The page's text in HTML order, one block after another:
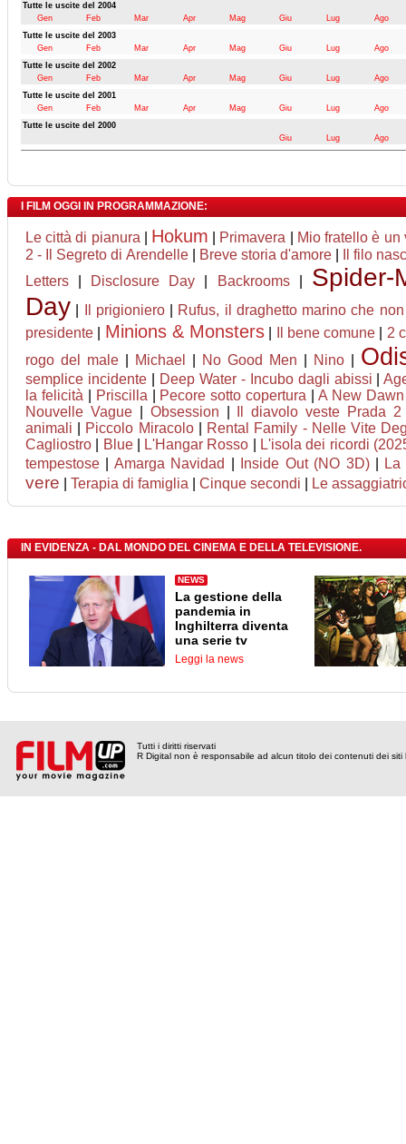
Tutte le uscite del 2004
Gen
Feb Mar Apr Mag Giu Lug
Ago
Tutte le uscite del 2003
Gen
Feb Mar Apr Mag Giu Lug
Ago
Tutte le uscite del 2002
Gen
Feb Mar Apr Mag Giu Lug
Ago
Tutte le uscite del 2001
Gen
Feb Mar Apr Mag Giu Lug
Ago
Tutte le uscite del 2000
Giu
Lug Ago
I FILM OGGI IN PROGRAMMAZIONE:
Le città di pianura Hokum Primavera
Mio fratello è un
2 - Il Segreto di Arendelle| Breve storia d'amore
Il filo
Letters
Disclosure Day Backrooms| Spider-
Day
Il prigioniero|
Rufus, il draghetto marino che
presidente
Minions & Monsters Il bene comune
2
rogo del male
Michael No Good Men Nino
semplice incidente| Deep Water - Incubo dagli abissi |
la felicità
Priscilla Pecore sotto copertura |A New Dawn
Nouvelle Vague| Obsession Il diavolo veste Prada 2
animali
Piccolo Miracolo|
Rental Family - Nelle Vite
Cagliostro
Blue| L'Hangar Rosso
L'isola dei ricordi
tempestose
Amarga Navidad Inside Out (NO 3D)| La
vere Terapia di famiglia Cinque secondi Le
IN EVIDENZA - DAL MONDO DEL CINEMA E DELLA TELEVISIONE.
NEWS
La gestione della
pandemia in
Inghilterra diventa
una serie tv
Leggi la news
Tutti i diritti riservati
R Digital non è responsabile ad alcun titolo dei contenuti dei siti